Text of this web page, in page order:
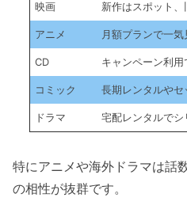
映画 新作はスポット、
アニメ 月額プランで一気
CD キャンペーン利
コミック 長期レンタルやセ
ドラマ 宅配レンタルでシ
特にアニメや海外ドラマは話
の相性が抜群です。